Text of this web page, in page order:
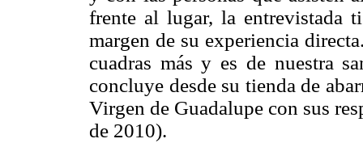
frente al lugar, la entrevistada
margen de su experiencia
cuadras más y es de nuestra
concluye desde su tienda de
Virgen de Guadalupe con sus
de 2010).